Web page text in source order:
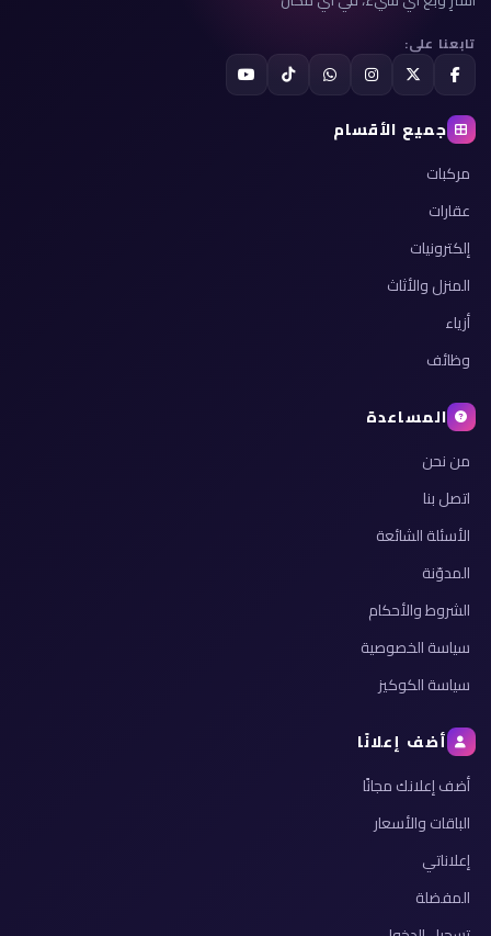
تابعنا على:
جميع الأقسام
مركبات
عقارات
إلكترونيات
المنزل والأثاث
أزياء
وظائف
المساعدة
من نحن
اتصل بنا
الأسئلة الشائعة
المدوّنة
الشروط والأحكام
سياسة الخصوصية
سياسة الكوكيز
أضف إعلانًا
أضف إعلانك مجانًا
الباقات والأسعار
إعلاناتي
المفضلة